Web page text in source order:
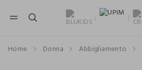
NAVIGATION.ARIA.GOTOMAINCONTENT
Home Donna Abbigliamento